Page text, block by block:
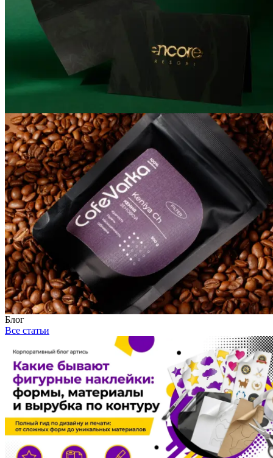
Блог
Все статьи